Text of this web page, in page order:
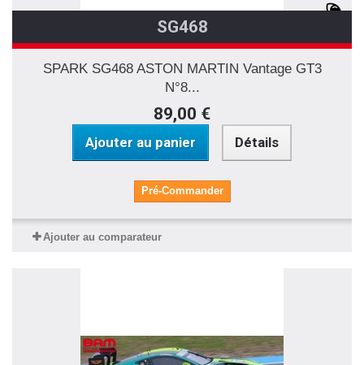
SG468
SPARK SG468 ASTON MARTIN Vantage GT3
N°8...
89,00 €
Ajouter au panier Détails
Pré-Commander
Ajouter au comparateur